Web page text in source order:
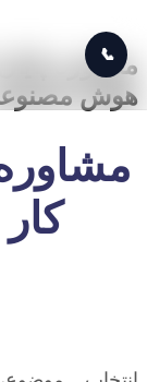
📞
مشاوره
هوش
مشاوره